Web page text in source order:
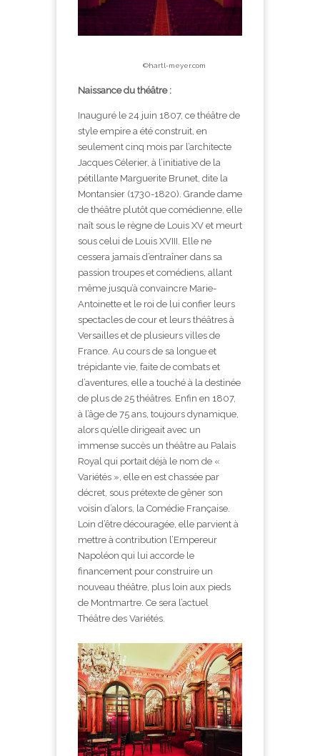
©hartl-meyer.com
Naissance du théâtre :
Inauguré le 24 juin 1807, ce théâtre de
style empire a été construit, en
seulement cinq mois par l’architecte
Jacques Célerier, à l’initiative de la
pétillante Marguerite Brunet, dite la
Montansier (1730-1820). Grande dame
de théâtre plutôt que comédienne, elle
naît sous le règne de Louis XV et meurt
sous celui de Louis XVIII. Elle ne
cessera jamais d’entraîner dans sa
passion troupes et comédiens, allant
même jusqu’à convaincre Marie-
Antoinette et le roi de lui confier leurs
spectacles de cour et leurs théâtres à
Versailles et de plusieurs villes de
France. Au cours de sa longue et
trépidante vie, faite de combats et
d’aventures, elle a touché à la destinée
de plus de 25 théâtres. Enfin en 1807,
à l’âge de 75 ans, toujours dynamique,
alors qu’elle dirigeait avec un
immense succès un théâtre au Palais
Royal qui portait déjà le nom de «
Variétés », elle en est chassée par
décret, sous prétexte de gêner son
voisin d’alors, la Comédie Française.
Loin d’être découragée, elle parvient à
mettre à contribution l’Empereur
Napoléon qui lui accorde le
financement pour construire un
nouveau théâtre, plus loin aux pieds
de Montmartre. Ce sera l’actuel
Théâtre des Variétés.